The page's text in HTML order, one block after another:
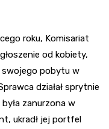
roku, Komisariat
od kobiety,
swojego pobytu w
działał sprytnie
zanurzona w
ukradł jej portfel